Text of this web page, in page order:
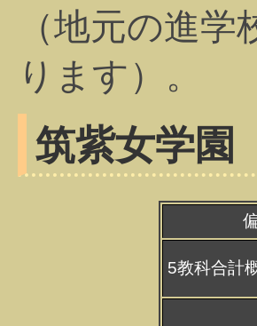
（地元の進
ります）。
筑紫女学園
5教科合計